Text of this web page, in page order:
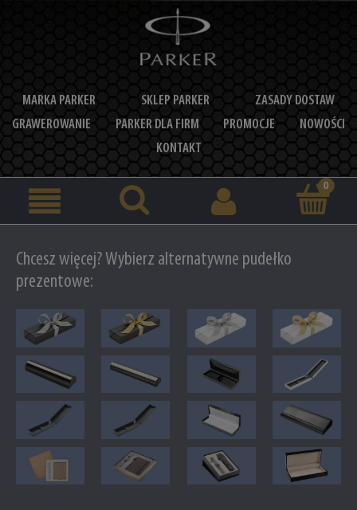
MARKA PARKER SKLEP PARKER
ZASADY DOSTAW
GRAWEROWANIE
PARKER DLA FIRM PROMOCJE
NOWOŚCI
KONTAKT
Chcesz więcej? Wybierz alternatywne pudełko
prezentowe: